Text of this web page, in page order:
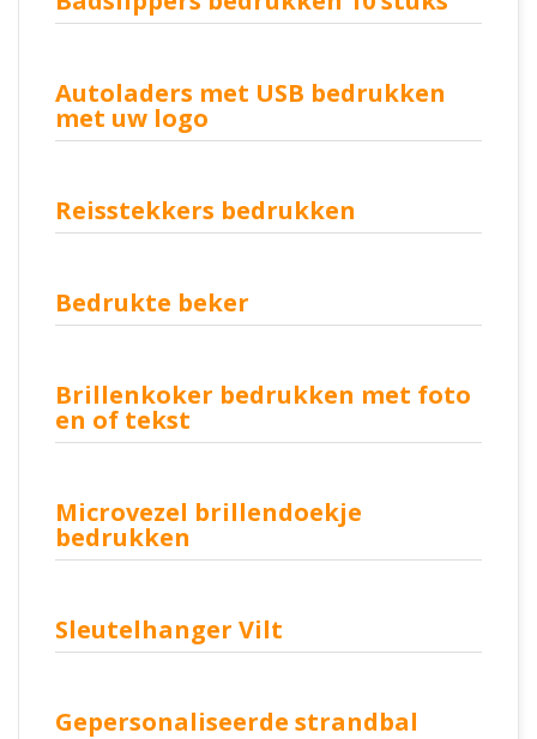
Autoladers met USB bedrukken
met uw logo
Reisstekkers bedrukken
Bedrukte beker
Brillenkoker bedrukken met foto
en of tekst
Microvezel brillendoekje
bedrukken
Sleutelhanger Vilt
Gepersonaliseerde strandbal